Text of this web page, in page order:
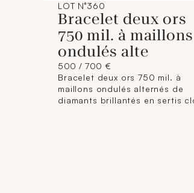
LOT N°360
Bracelet deux ors
750 mil. à maillons
ondulés alte
500 / 700 €
Bracelet deux ors 750 mil. à
maillons ondulés alternés de
diamants brillantés en sertis